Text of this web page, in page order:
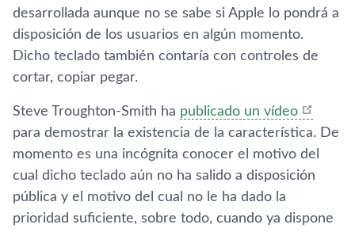
desarrollada aunque no se sabe si Apple lo pondrá a
disposición de los usuarios en algún momento.
Dicho teclado también contarí­a con controles de
cortar, copiar pegar.
Steve Troughton-Smith ha publicado un ví­deo
para demostrar la existencia de la caracterí­stica. De
momento es una incógnita conocer el motivo del
cual dicho teclado aún no ha salido a disposición
pública y el motivo del cual no le ha dado la
prioridad suficiente, sobre todo, cuando ya dispone